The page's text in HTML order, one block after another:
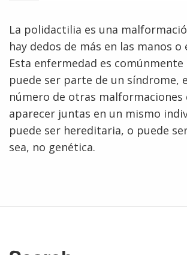
La polidactilia es una
hay dedos de más en las manos o
Esta enfermedad es
puede ser parte de un síndrome,
número de otras malformaciones
aparecer juntas en un mismo
puede ser hereditaria, o puede
sea, no genética.